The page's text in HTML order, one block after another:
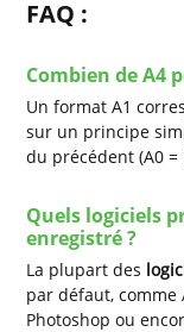
FAQ :
Combien de A4
Un format A1
sur un principe
du précédent (A0 =
Quels logiciels
enregistré ?
La plupart des
par défaut, comme
Photoshop ou